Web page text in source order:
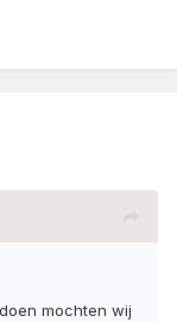
mochten wij